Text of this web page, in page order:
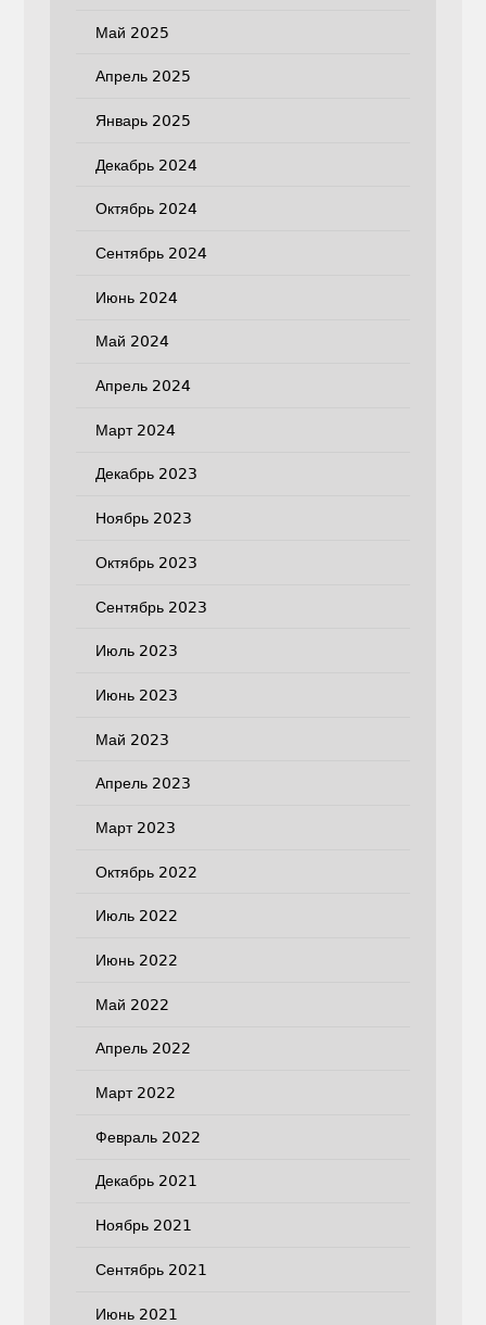
Май 2025
Апрель 2025
Январь 2025
Декабрь 2024
Октябрь 2024
Сентябрь 2024
Июнь 2024
Май 2024
Апрель 2024
Март 2024
Декабрь 2023
Ноябрь 2023
Октябрь 2023
Сентябрь 2023
Июль 2023
Июнь 2023
Май 2023
Апрель 2023
Март 2023
Октябрь 2022
Июль 2022
Июнь 2022
Май 2022
Апрель 2022
Март 2022
Февраль 2022
Декабрь 2021
Ноябрь 2021
Сентябрь 2021
Июнь 2021